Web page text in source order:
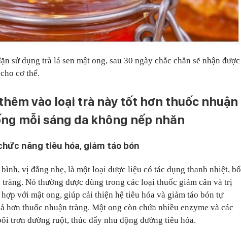
sử dụng trà lá sen mật ong, sau 30 ngày chắc chắn sẽ nhận được
cơ thể.
vào loại trà này tốt hơn thuốc nhuận
mỗi sáng da không nếp nhăn
năng tiêu hóa, giảm táo bón
vị đắng nhẹ, là một loại dược liệu có tác dụng thanh nhiệt, bổ
Nó thường được dùng trong các loại thuốc giảm cân và trị
với mật ong, giúp cải thiện hệ tiêu hóa và giảm táo bón tự
hơn thuốc nhuận tràng. Mật ong còn chứa nhiều enzyme và các
trơn đường ruột, thúc đẩy nhu động đường tiêu hóa.